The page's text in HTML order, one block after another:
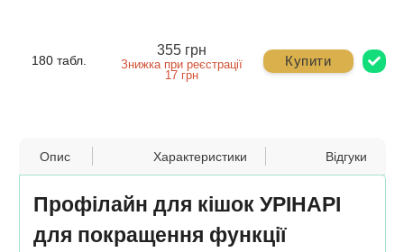
180 табл.
355 грн
Знижка при реєстрації
17 грн
Купити
Опис Характеристики Відгуки
Профілайн для кішок УРІНАРІ
для покращення функції